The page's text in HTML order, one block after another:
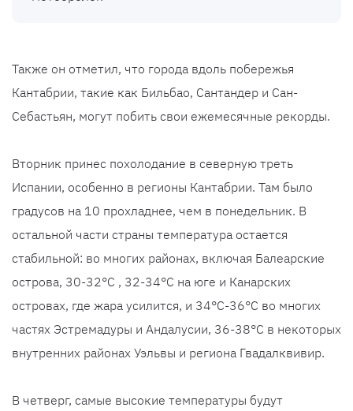
Также он отметил, что города вдоль побережья
Кантабрии, такие как Бильбао, Сантандер и Сан-
Себастьян, могут побить свои ежемесячные рекорды.
Вторник принес похолодание в северную треть
Испании, особенно в регионы Кантабрии. Там было
градусов на 10 прохладнее, чем в понедельник. В
остальной части страны температура остается
стабильной: во многих районах, включая Балеарские
острова, 30-32°C , 32-34°C на юге и Канарских
островах, где жара усилится, и 34°C-36°C во многих
частях Эстремадуры и Андалусии, 36-38°C в некоторых
внутренних районах Уэльвы и региона Гвадалквивир.
В четверг, самые высокие температуры будут